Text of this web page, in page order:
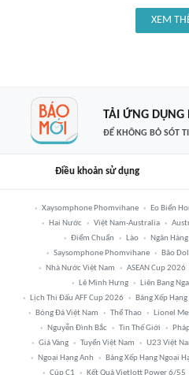
XEM
TẢI ỨNG DỤNG
ĐỂ KHÔNG BỎ SÓT
Điều khoản sử dụng
Xaysomphone Phomvihane Eo Biển
Hai Nước
Việt Nam-Australia
Điểm Chuẩn
Lào Ngân
Saysomphone Phomvihane
Bão
Nhà Nước Việt Nam
ASEAN Cup 2026
Lê Minh Hưng
Liên Bang Nga
Lịch Thi Đấu AFF Cup 2026
Bảng Xếp
Bóng Đá Việt Nam
Thể Thao Lionel
Nguyễn Đình Bắc
Tin Thế Giới
Giá Vàng
Tuyển Việt Nam U23 Việt
Ngoại Hạng Anh
Bảng Xếp Hạng Ngoại
Cúp C1
Kết Quả Vietlott Power 6/55